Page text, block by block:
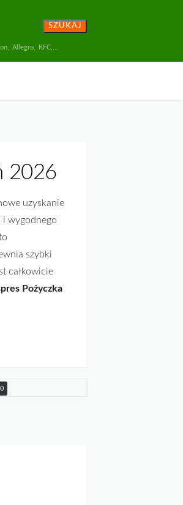
SZUKAJ
Allegro KFC
2026
uzyskanie
i wygodnego
szybki
całkowicie
Pożyczka
0